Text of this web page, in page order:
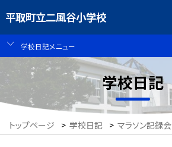
平取町立二風谷小学校
学校日記メニュー
学校日記
トップページ > 学校日記 > マラソン記録会